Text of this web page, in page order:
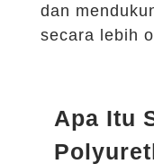
dan
secara lebih
Apa Itu